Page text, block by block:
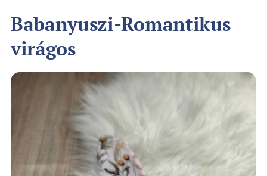
Babanyuszi-Romantikus
virágos